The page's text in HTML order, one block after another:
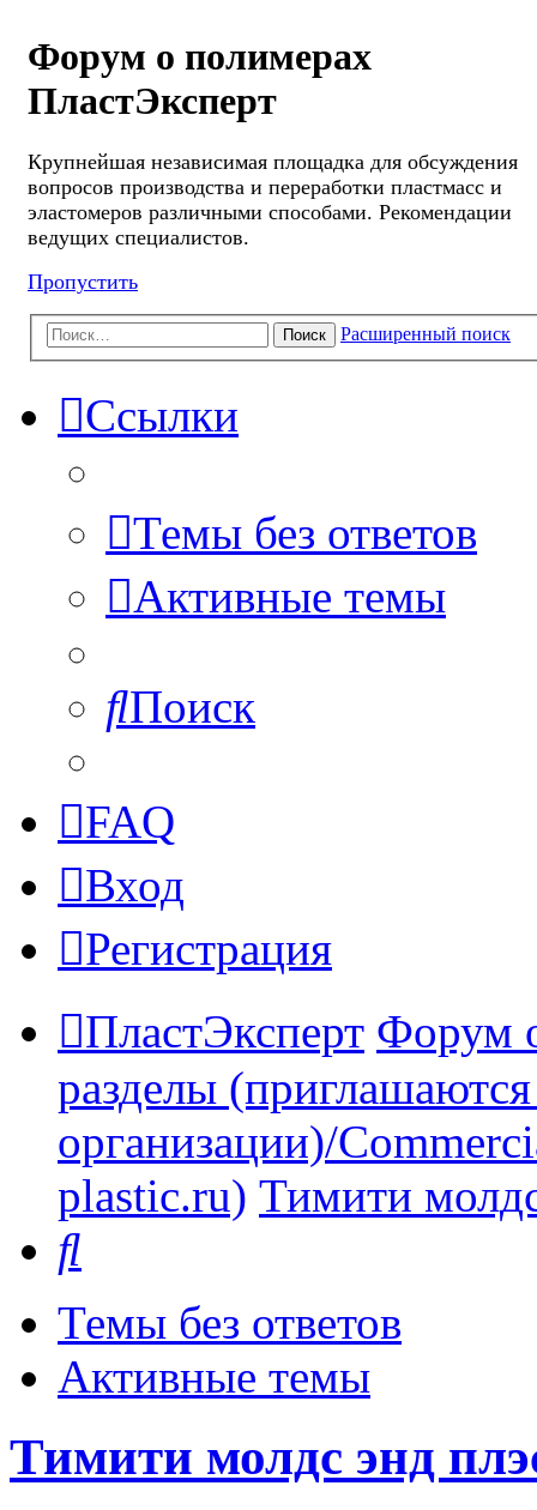
Форум о полимерах
ПластЭксперт
Крупнейшая независимая площадка для обсуждения
вопросов производства и переработки пластмасс и
эластомеров различными способами. Рекомендации
ведущих специалистов.
Пропустить
Поиск Расширенный поиск
Ссылки
Темы без ответов
Активные темы
Поиск
FAQ
Вход
Регистрация
ПластЭксперт Форум
разделы
организации)/
plastic.ru) Тимити
Темы без ответов
Активные темы
Тимити молдс энд